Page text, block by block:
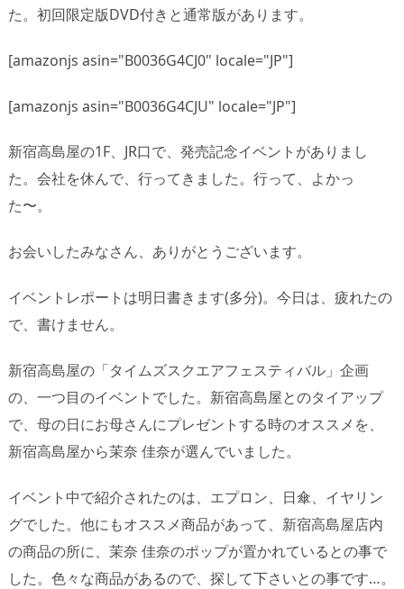
た。初回限定版DVD付きと通常版があります。
[amazonjs asin="B0036G4CJ0" locale="JP"]
[amazonjs asin="B0036G4CJU" locale="JP"]
新宿高島屋の1F、JR口で、発売記念イベントがありまし
た。会社を休んで、行ってきました。行って、よかっ
た〜。
お会いしたみなさん、ありがとうございます。
イベントレポートは明日書きます(多分)。今日は、疲れたの
で、書けません。
新宿高島屋の「タイムズスクエアフェスティバル」企画
の、一つ目のイベントでした。新宿高島屋とのタイアップ
で、母の日にお母さんにプレゼントする時のオススメを、
新宿高島屋から茉奈 佳奈が選んでいました。
イベント中で紹介されたのは、エプロン、日傘、イヤリン
グでした。他にもオススメ商品があって、新宿高島屋店内
の商品の所に、茉奈 佳奈のポップが置かれているとの事で
した。色々な商品があるので、探して下さいとの事です…。